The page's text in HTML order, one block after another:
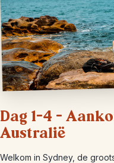
Dag 1-4 –
Australië
Welkom in Sydney, de